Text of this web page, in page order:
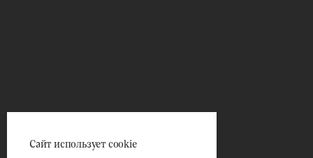
Сайт использует cookie